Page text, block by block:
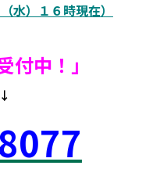
水）１６時現在）
付中！ 」